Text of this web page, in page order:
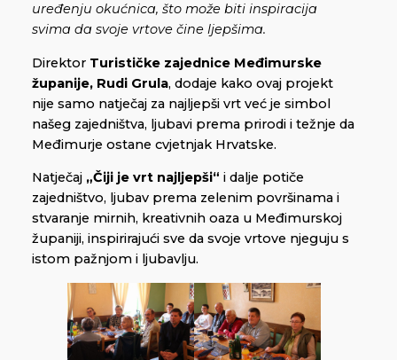
uređenju okućnica, što može biti inspiracija
svima da svoje vrtove čine ljepšima.
Direktor Turističke zajednice Međimurske
županije, Rudi Grula, dodaje kako ovaj projekt
nije samo natječaj za najljepši vrt već je simbol
našeg zajedništva, ljubavi prema prirodi i težnje da
Međimurje ostane cvjetnjak Hrvatske.
Natječaj „Čiji je vrt najljepši“ i dalje potiče
zajedništvo, ljubav prema zelenim površinama i
stvaranje mirnih, kreativnih oaza u Međimurskoj
županiji, inspirirajući sve da svoje vrtove njeguju s
istom pažnjom i ljubavlju.